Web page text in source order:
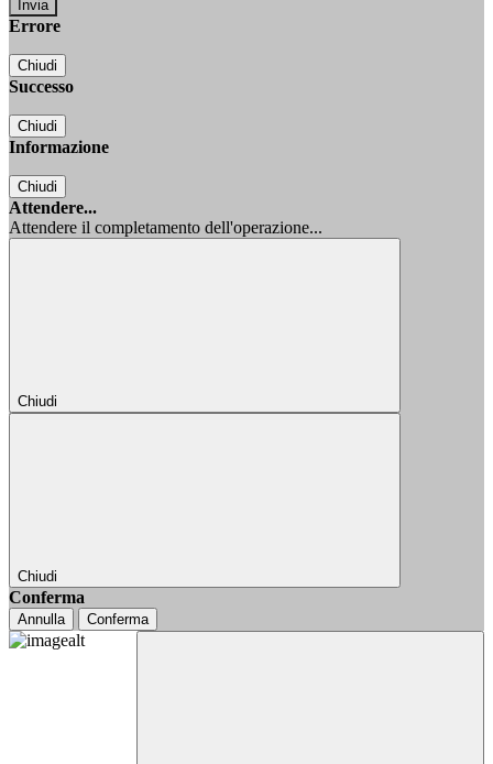
Errore
Chiudi
Successo
Chiudi
Informazione
Chiudi
Attendere...
Attendere il completamento dell'operazione...
Chiudi
Chiudi
Conferma
Annulla Conferma